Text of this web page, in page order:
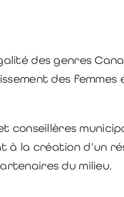
des genres
des femmes
conseillères
à la création d’un
du milieu.